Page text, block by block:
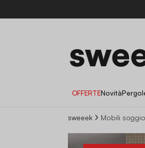
OFFERTENovità
sweeek Mobili